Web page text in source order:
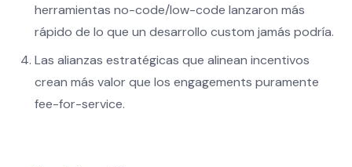
herramientas no-code/low-code lanzaron más
rápido de lo que un desarrollo custom jamás podría.
Las alianzas estratégicas que alinean incentivos
crean más valor que los engagements puramente
fee-for-service.